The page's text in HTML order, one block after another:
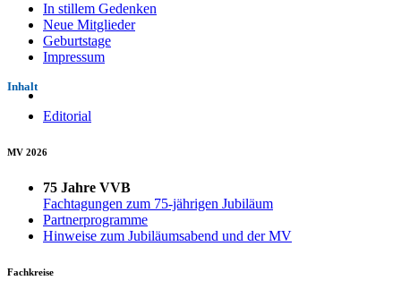
In stillem Gedenken
Neue Mitglieder
Geburtstage
Impressum
Inhalt
Editorial
MV 2026
75 Jahre VVB
Fachtagungen zum 75-jährigen Jubiläum
Partnerprogramme
Hinweise zum Jubiläumsabend und der MV
Fachkreise